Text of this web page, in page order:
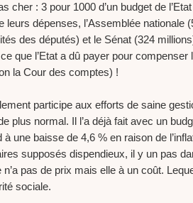
cher : 3 pour 1000 d’un budget de
leurs dépenses, l’Assemblée nationale
des députés) et le Sénat (324
que l’Etat a dû payer pour
la Cour des comptes) !
participe aux efforts de saine
plus normal. Il l’a déjà fait avec un
à une baisse de 4,6 % en raison de
supposés dispendieux, il y un pas
n’a pas de prix mais elle à un coût.
sociale.